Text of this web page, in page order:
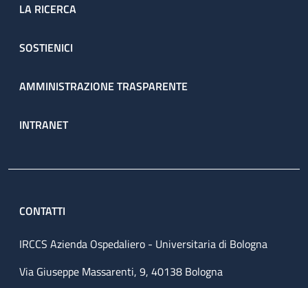
LA RICERCA
SOSTIENICI
AMMINISTRAZIONE TRASPARENTE
INTRANET
CONTATTI
IRCCS Azienda Ospedaliero - Universitaria di Bologna
Via Giuseppe Massarenti, 9, 40138 Bologna